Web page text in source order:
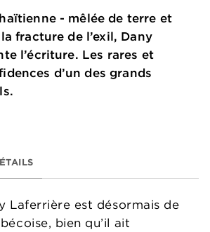
- mêlée de terre et
fracture de l’exil, Dany
l’écriture. Les rares et
d’un des grands
Laferrière est désormais de
bien qu’il ait